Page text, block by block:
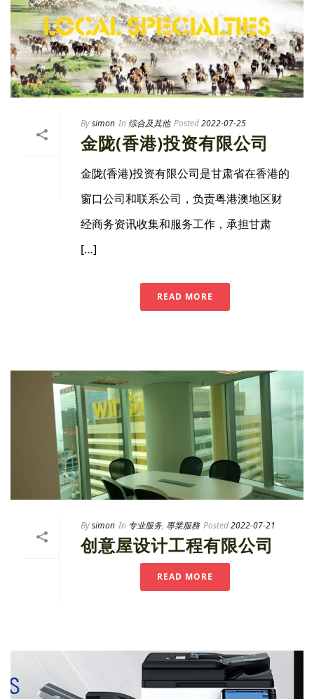
Bysimon In综合及其他 Posted2022-07-25
金陇(香港)投资有限公司
金陇(香港)投资有限公司是甘肃省在香港的
窗口公司和联系公司，负责粤港澳地区财
经商务资讯收集和服务工作，承担甘肃
[…]
READ MORE
Bysimon In 专业服务, 專業服務 Posted2022-07-21
创意屋设计工程有限公司
READ MORE